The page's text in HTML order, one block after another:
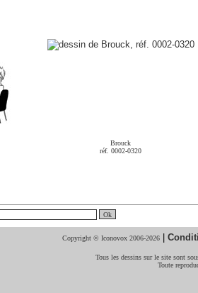
Brouck
réf. 0002-0320
Copyright © Iconovox 2006-2026 |
Tous les dessins sur le site sont
Toute